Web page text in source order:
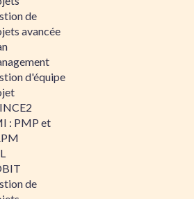
de
avancée
d'équipe
: PMP et
de